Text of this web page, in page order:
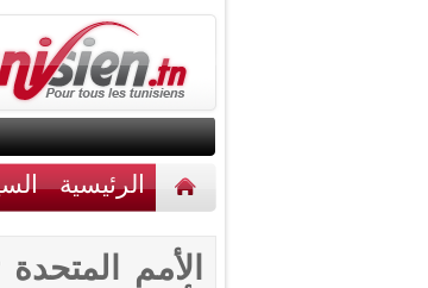
الرئيسية
أخبار مختلفة
الأمم